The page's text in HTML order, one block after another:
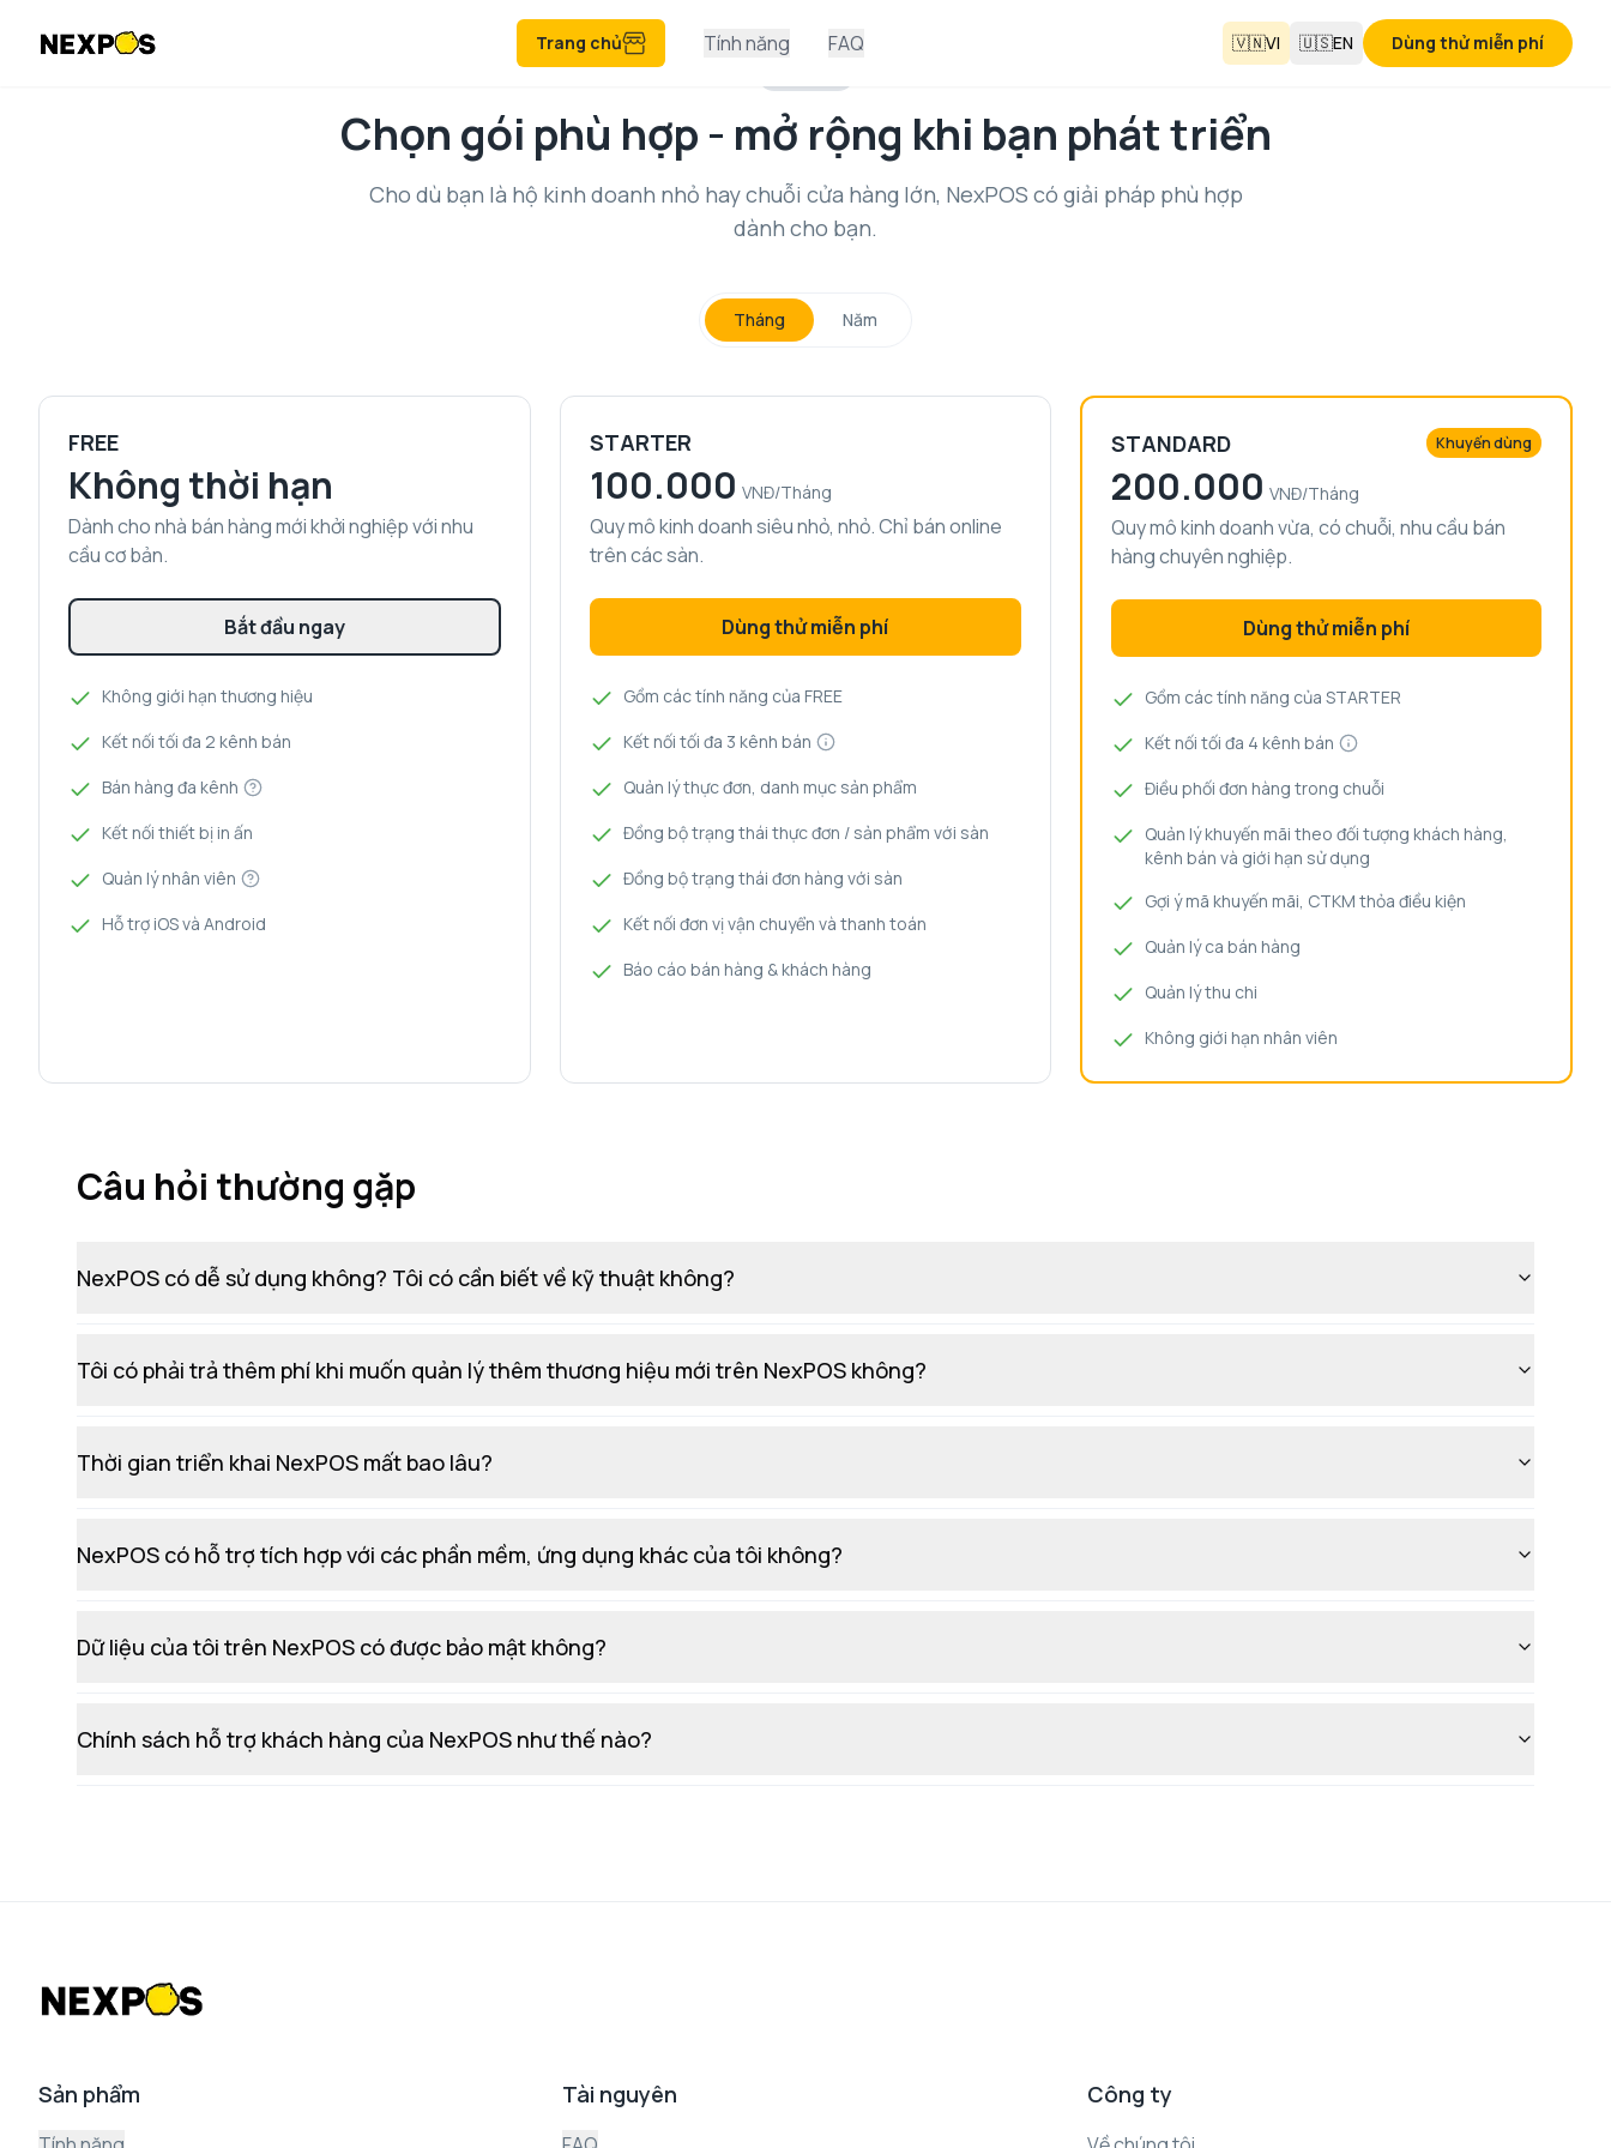
Trang chủ Tính năng FAQ 🇻🇳VI 🇺🇸EN
Dùng thử miễn phí
Chọn gói phù hợp - mở rộng khi bạn phát triển
Cho dù bạn là hộ kinh doanh nhỏ hay chuỗi cửa hàng lớn, NexPOS có giải pháp phù hợp
dành cho bạn.
Tháng Năm
FREE
Không thời hạn
Dành cho nhà bán hàng mới khởi nghiệp với nhu
cầu cơ bản.
Bắt đầu ngay
Không giới hạn thương hiệu
Kết nối tối đa 2 kênh bán
Bán hàng đa kênh
Kết nối thiết bị in ấn
Quản lý nhân viên
Hỗ trợ iOS và Android
STARTER
100.000 VNĐ/Tháng
Quy mô kinh doanh siêu nhỏ, nhỏ. Chỉ bán online
trên các sàn.
Dùng thử miễn phí
Gồm các tính năng của FREE
Kết nối tối đa 3 kênh bán
Quản lý thực đơn, danh mục sản phẩm
Đồng bộ trạng thái thực đơn / sản phẩm với sàn
Đồng bộ trạng thái đơn hàng với sàn
Kết nối đơn vị vận chuyển và thanh toán
Báo cáo bán hàng & khách hàng
Khuyến dùng
STANDARD
200.000 VNĐ/Tháng
Quy mô kinh doanh vừa, có chuỗi, nhu cầu bán
hàng chuyên nghiệp.
Dùng thử miễn phí
Gồm các tính năng của STARTER
Kết nối tối đa 4 kênh bán
Điều phối đơn hàng trong chuỗi
Quản lý khuyến mãi theo đối tượng khách hàng,
kênh bán và giới hạn sử dụng
Gợi ý mã khuyến mãi, CTKM thỏa điều kiện
Quản lý ca bán hàng
Quản lý thu chi
Không giới hạn nhân viên
Câu hỏi thường gặp
NexPOS có dễ sử dụng không? Tôi có cần biết về kỹ thuật không?
Tôi có phải trả thêm phí khi muốn quản lý thêm thương hiệu mới trên NexPOS không?
Thời gian triển khai NexPOS mất bao lâu?
NexPOS có hỗ trợ tích hợp với các phần mềm, ứng dụng khác của tôi không?
Dữ liệu của tôi trên NexPOS có được bảo mật không?
Chính sách hỗ trợ khách hàng của NexPOS như thế nào?
Sản phẩm Tài nguyên Công ty